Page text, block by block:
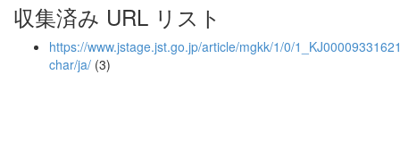
収集済み URL リスト
https://www.jstage.jst.go.jp/article/mgkk/1/0/
char/ja/ (3)